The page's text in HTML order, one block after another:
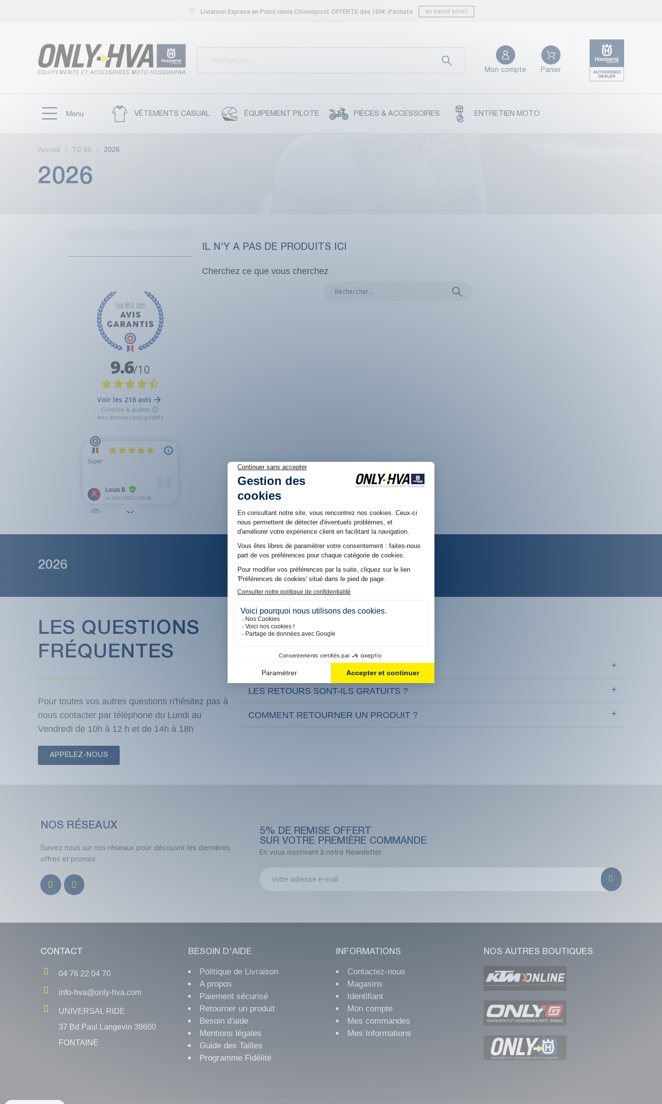
Livraison Express en Point relais Chronopost OFFERTE dès 100€ d'achats en savoir plus
Mon compte Panier
Menu VÊTEMENTS CASUAL ÉQUIPEMENT PILOTE PIÈCES & ACCESSOIRES ENTRETIEN MOTO
Accueil TC 65 2026
2026
IL N'Y A PAS DE PRODUITS ICI
Cherchez ce que vous cherchez
2026
LES QUESTIONS
FRÉQUENTES
Pour toutes vos autres questions n'hésitez pas à
nous contacter par téléphone du Lundi au
Vendredi de 10h à 12 h et de 14h à 18h
APPELEZ-NOUS
LES RETOURS SONT-ILS GRATUITS ?
COMMENT RETOURNER UN PRODUIT ?
NOS RÉSEAUX
Suivez nous sur nos réseaux pour découvrir les dernières
offres et promos
5% DE REMISE OFFERT
SUR VOTRE PREMIÈRE COMMANDE
En vous inscrivant à notre Newsletter
CONTACT
04 76 22 04 70
info-hva@only-hva.com
UNIVERSAL RIDE
37 Bd Paul Langevin 38600
FONTAINE
BESOIN D'AIDE
Politique de Livraison
A propos
Paiement sécurisé
Retourner un produit
Besoin d'aide
Mentions légales
Guide des Tailles
Programme Fidélité
INFORMATIONS
Contactez-nous
Magasins
Identifiant
Mon compte
Mes commandes
Mes Informations
NOS AUTRES BOUTIQUES